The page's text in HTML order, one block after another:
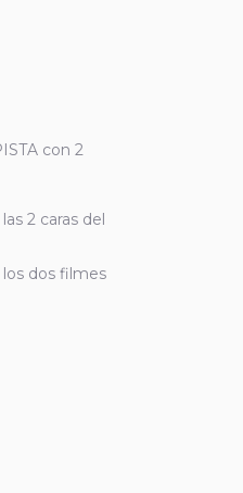
con 2
2 caras del
dos filmes